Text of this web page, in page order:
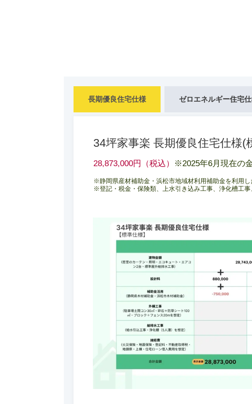
長期優良住宅仕様 ゼロエネルギー住宅
34坪家事楽 長期優良住宅仕様(
28,873,000円（税込） ※2025年6月現在の
※静岡県産材補助金・浜松市地域材利用補助金を利用し
※登記・税金・保険類、上水引き込み工事、浄化槽工